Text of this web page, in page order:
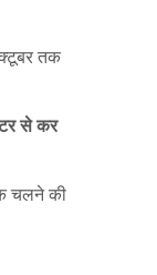
तक
से कर
चलने की